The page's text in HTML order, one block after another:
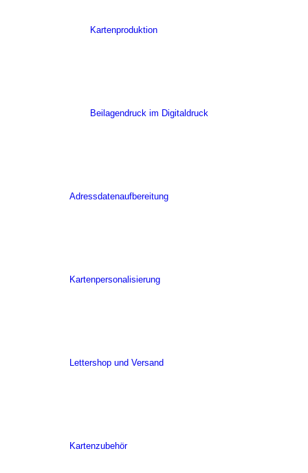
Kartenproduktion
Beilagendruck im Digitaldruck
Adressdatenaufbereitung
Kartenpersonalisierung
Lettershop und Versand
Kartenzubehör